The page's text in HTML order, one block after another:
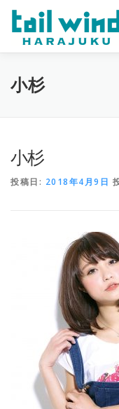
ホーム
小杉
小杉
投稿日: 2018年4月9日